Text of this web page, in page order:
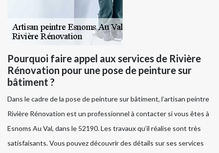
Pourquoi faire appel aux services de Rivière
Rénovation pour une pose de peinture sur
bâtiment ?
Dans le cadre de la pose de peinture sur bâtiment, l’artisan peintre
Rivière Rénovation est un professionnel à contacter si vous êtes à
Esnoms Au Val, dans le 52190. Les travaux qu’il réalise sont très
satisfaisants. Vous pouvez découvrir des détails sur ses services